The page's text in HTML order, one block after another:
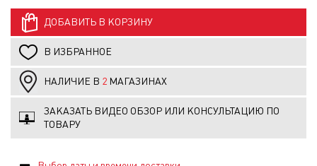
ДОБАВИТЬ В КОРЗИНУ
В ИЗБРАННОЕ
НАЛИЧИЕ В 2 МАГАЗИНАХ
ЗАКАЗАТЬ ВИДЕО ОБЗОР ИЛИ КОНСУЛЬТАЦИЮ ПО
ТОВАРУ